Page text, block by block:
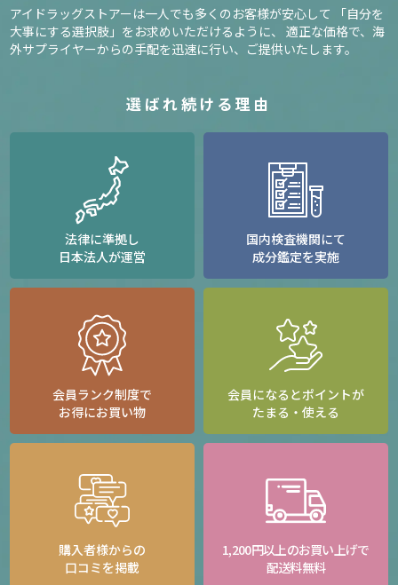
アイドラッグストアーは一人でも多くのお客様が安心して
「自分を
大事にする選択肢」をお求めいただけるように、
適正な価格で、海
外サプライヤーからの手配を迅速に行い、ご提供いたします。
選ばれ続ける理由
法律に準拠し
日本法人が運営
国内検査機関にて
成分鑑定を実施
会員ランク制度で
お得にお買い物
会員になるとポイントが
たまる・使える
購入者様からの
口コミを掲載
1,200円以上のお買い上げで
配送料無料